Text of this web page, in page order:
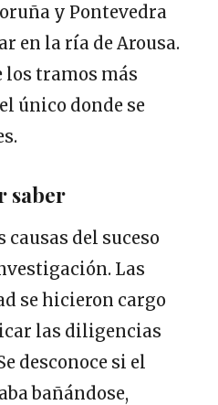
y Pontevedra
en la ría de Arousa.
los tramos más
único donde se
saber
causas del suceso
Las
se hicieron cargo
las diligencias
desconoce si el
bañándose,